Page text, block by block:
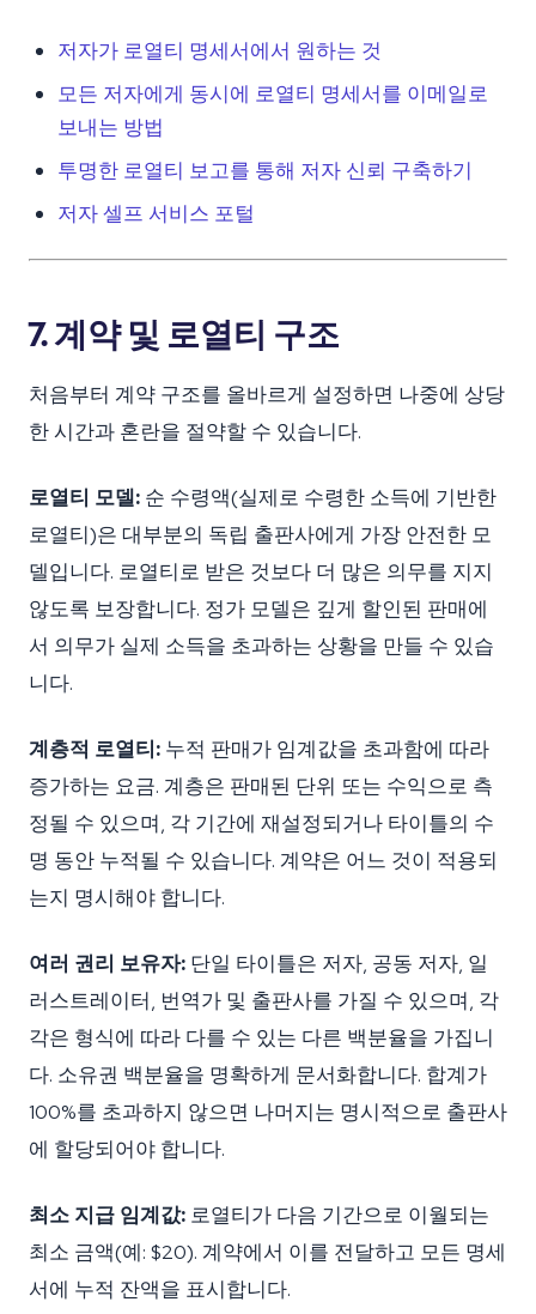
저자가 로열티 명세서에서 원하는 것
모든 저자에게 동시에 로열티 명세서를 이메일로
보내는 방법
투명한 로열티 보고를 통해 저자 신뢰 구축하기
저자 셀프 서비스 포털
7. 계약 및 로열티 구조
처음부터 계약 구조를 올바르게 설정하면 나중에 상당
한 시간과 혼란을 절약할 수 있습니다.
로열티 모델: 순 수령액(실제로 수령한 소득에 기반한
로열티)은 대부분의 독립 출판사에게 가장 안전한 모
델입니다. 로열티로 받은 것보다 더 많은 의무를 지지
않도록 보장합니다. 정가 모델은 깊게 할인된 판매에
서 의무가 실제 소득을 초과하는 상황을 만들 수 있습
니다.
계층적 로열티: 누적 판매가 임계값을 초과함에 따라
증가하는 요금. 계층은 판매된 단위 또는 수익으로 측
정될 수 있으며, 각 기간에 재설정되거나 타이틀의 수
명 동안 누적될 수 있습니다. 계약은 어느 것이 적용되
는지 명시해야 합니다.
여러 권리 보유자: 단일 타이틀은 저자, 공동 저자, 일
러스트레이터, 번역가 및 출판사를 가질 수 있으며, 각
각은 형식에 따라 다를 수 있는 다른 백분율을 가집니
다. 소유권 백분율을 명확하게 문서화합니다. 합계가
100%를 초과하지 않으면 나머지는 명시적으로 출판사
에 할당되어야 합니다.
최소 지급 임계값: 로열티가 다음 기간으로 이월되는
최소 금액(예: $20). 계약에서 이를 전달하고 모든 명세
서에 누적 잔액을 표시합니다.